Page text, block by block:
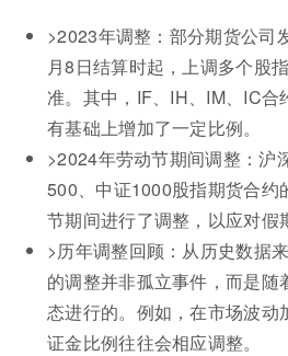
>2023年调整：部分期货公司
月8日结算时起，上调多个股
准。其中，IF、IH、IM、IC合
有基础上增加了一定比例。
>2024年劳动节期间调整：沪
500、中证1000股指期货合约
节期间进行了调整，以应对假
>历年调整回顾：从历史数据
的调整并非孤立事件，而是随
态进行的。例如，在市场波动
证金比例往往会相应调整。